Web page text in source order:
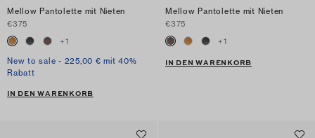
Mellow Pantolette mit Nieten
€375
+1
New to sale - 225,00 € mit 40%
Rabatt
IN DEN WARENKORB
Mellow Pantolette mit Nieten
€375
+1
IN DEN WARENKORB